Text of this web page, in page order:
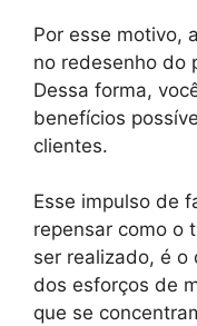
Por esse motivo,
no redesenho do
Dessa forma,
benefícios
clientes.
Esse impulso de
repensar como o
ser realizado, é o
dos esforços de
que se